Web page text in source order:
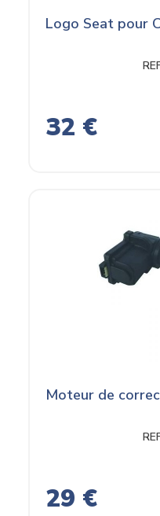
Logo Seat pour
32 €
Moteur de
29 €